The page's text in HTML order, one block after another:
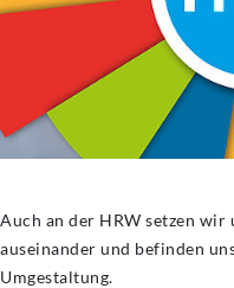
Auch an der HRW setzen
auseinander und befinden
Umgestaltung.